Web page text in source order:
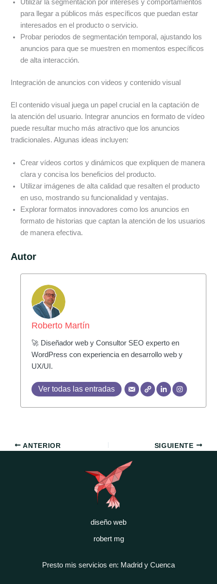
Utilizar la segmentación por intereses y comportamientos
para llegar a públicos más específicos que puedan estar
interesados en el producto o servicio.
Probar periodos de segmentación temporal, ajustando los
anuncios para que se muestren en momentos específicos
de alta interacción.
Integración de anuncios con videos y contenido visual
El contenido visual juega un papel crucial en la captación de
la atención del usuario. Integrar anuncios en formato de vídeo
puede resultar mucho más atractivo que los anuncios
tradicionales. Algunas ideas incluyen:
Crear vídeos cortos y dinámicos que expliquen de manera
clara y concisa los beneficios del producto.
Utilizar imágenes de alta calidad que resalten el producto
en uso, mostrando su funcionalidad y ventajas.
Explorar formatos innovadores como los anuncios en
formato de historias que captan la atención de los usuarios
de manera efectiva.
Autor
Roberto Martín
🚀 Diseñador web y Consultor SEO experto en
WordPress con experiencia en desarrollo web y
UX/UI.
Ver todas las entradas
ANTERIOR SIGUIENTE
diseño web
robert mg
Presto mis servicios en: Madrid y Cuenca